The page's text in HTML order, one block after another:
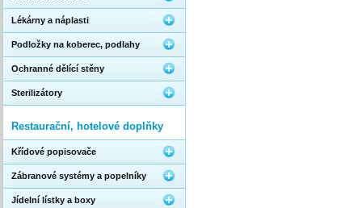
Lékárny a náplasti
Podložky na koberec, podlahy
Ochranné dělící stěny
Sterilizátory
Restaurační, hotelové doplňky
Křídové popisovače
Zábranové systémy a popelníky
Jídelní lístky a boxy